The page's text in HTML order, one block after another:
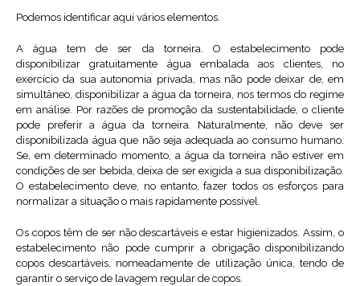
Podemos identificar aqui vários elementos.
A água tem de ser da torneira. O estabelecimento pode
disponibilizar gratuitamente água embalada aos clientes, no
exercício da sua autonomia privada, mas não pode deixar de, em
simultâneo, disponibilizar a água da torneira, nos termos do regime
em análise. Por razões de promoção da sustentabilidade, o cliente
pode preferir a água da torneira. Naturalmente, não deve ser
disponibilizada água que não seja adequada ao consumo humano.
Se, em determinado momento, a água da torneira não estiver em
condições de ser bebida, deixa de ser exigida a sua disponibilização.
O estabelecimento deve, no entanto, fazer todos os esforços para
normalizar a situação o mais rapidamente possível.
Os copos têm de ser não descartáveis e estar higienizados. Assim, o
estabelecimento não pode cumprir a obrigação disponibilizando
copos descartáveis, nomeadamente de utilização única, tendo de
garantir o serviço de lavagem regular de copos.